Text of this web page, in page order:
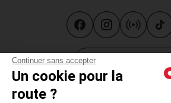
Continuer sans accepter
Un cookie pour la
route ?
Carte cadeau